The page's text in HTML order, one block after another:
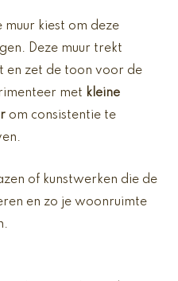
kiest om deze
Deze muur trekt
en zet de toon voor de
met kleine
om consistentie te
of kunstwerken die de
en zo je woonruimte